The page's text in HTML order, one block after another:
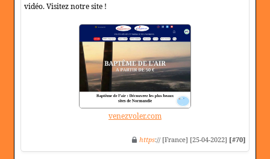
vidéo. Visitez notre site !
venezvoler.com
https:// [France] [25-04-2022] [#70]